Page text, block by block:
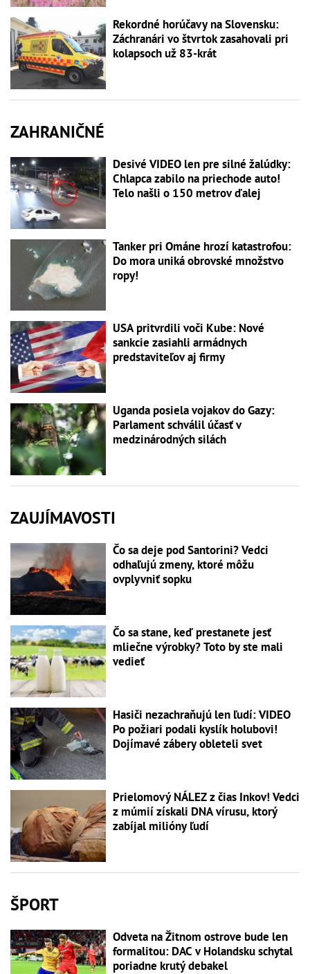
Rekordné horúčavy na Slovensku:
Záchranári vo štvrtok zasahovali pri
kolapsoch už 83-krát
ZAHRANIČNÉ
Desivé VIDEO len pre silné žalúdky:
Chlapca zabilo na priechode auto!
Telo našli o 150 metrov ďalej
Tanker pri Ománe hrozí katastrofou:
Do mora uniká obrovské množstvo
ropy!
USA pritvrdili voči Kube: Nové
sankcie zasiahli armádnych
predstaviteľov aj firmy
Uganda posiela vojakov do Gazy:
Parlament schválil účasť v
medzinárodných silách
ZAUJÍMAVOSTI
Čo sa deje pod Santorini? Vedci
odhaľujú zmeny, ktoré môžu
ovplyvniť sopku
Čo sa stane, keď prestanete jesť
mliečne výrobky? Toto by ste mali
vedieť
Hasiči nezachraňujú len ľudí: VIDEO
Po požiari podali kyslík holubovi!
Dojímavé zábery obleteli svet
Prielomový NÁLEZ z čias Inkov! Vedci
z múmií získali DNA vírusu, ktorý
zabíjal milióny ľudí
ŠPORT
Odveta na Žitnom ostrove bude len
formalitou: DAC v Holandsku schytal
poriadne krutý debakel